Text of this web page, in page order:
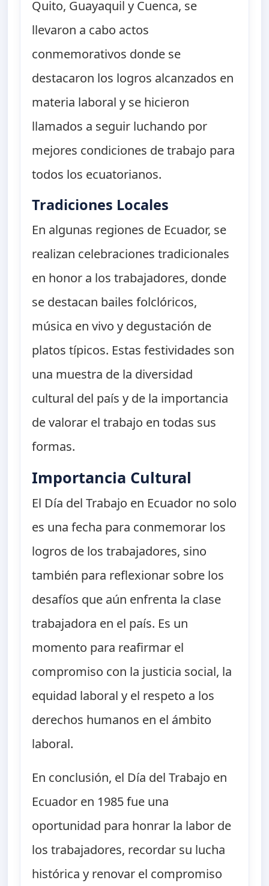
Quito, Guayaquil y Cuenca, se
llevaron a cabo actos
conmemorativos donde se
destacaron los logros alcanzados en
materia laboral y se hicieron
llamados a seguir luchando por
mejores condiciones de trabajo para
todos los ecuatorianos.
Tradiciones Locales
En algunas regiones de Ecuador, se
realizan celebraciones tradicionales
en honor a los trabajadores, donde
se destacan bailes folclóricos,
música en vivo y degustación de
platos típicos. Estas festividades son
una muestra de la diversidad
cultural del país y de la importancia
de valorar el trabajo en todas sus
formas.
Importancia Cultural
El Día del Trabajo en Ecuador no solo
es una fecha para conmemorar los
logros de los trabajadores, sino
también para reflexionar sobre los
desafíos que aún enfrenta la clase
trabajadora en el país. Es un
momento para reafirmar el
compromiso con la justicia social, la
equidad laboral y el respeto a los
derechos humanos en el ámbito
laboral.
En conclusión, el Día del Trabajo en
Ecuador en 1985 fue una
oportunidad para honrar la labor de
los trabajadores, recordar su lucha
histórica y renovar el compromiso